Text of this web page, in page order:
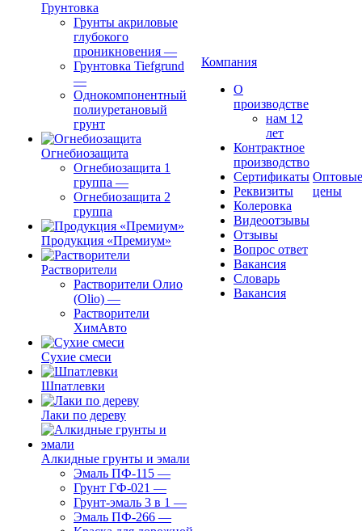
Грунтовка
Грунты акриловые
глубокого
проникновения —
Грунтовка Tiefgrund
—
Однокомпонентный
полиуретановый
грунт
Огнебиозащита
Огнебиозащита 1
группа —
Огнебиозащита 2
группа
Продукция «Премиум»
Растворители
Растворители Олио
(Olio) —
Растворители
ХимАвто
Сухие смеси
Шпатлевки
Лаки по дереву
Алкидные грунты и эмали
Эмаль ПФ-115 —
Грунт ГФ-021 —
Грунт-эмаль 3 в 1 —
Эмаль ПФ-266 —
Компания
О
производстве
нам 12
лет
Контрактное
производство
Сертификаты
Реквизиты
Колеровка
Видеоотзывы
Отзывы
Вопрос ответ
Вакансия
Словарь
Вакансия
Оптовые
цены